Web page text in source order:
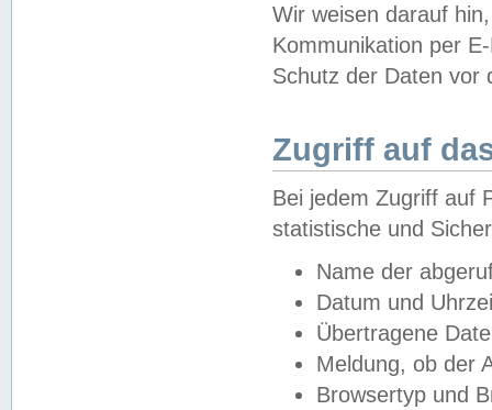
Wir weisen darauf
Kommunikation per
Schutz der Daten vor
Zugriff auf
Bei jedem Zugriff auf
statistische und
Name der
Datum und
Übertragene
Meldung, ob der
Browsertyp und